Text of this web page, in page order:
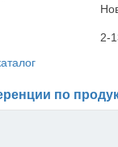
2-
по